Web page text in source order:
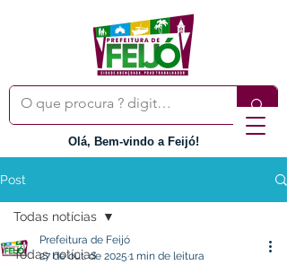
Olá, Bem-vindo a Feijó!
Post
Todas notícias
Todas notícias
Prefeitura de Feijó
27 de out. de 2025 1 min de leitura